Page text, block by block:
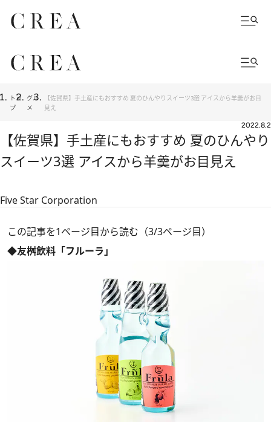
トッ
プ
グル
メ
【佐賀県】手土産にもおすすめ 夏のひんやりスイーツ3選 アイスから羊羹がお目
見え
2022.8.2
【佐賀県】手土産にもおすすめ 夏のひんやり
スイーツ3選 アイスから羊羹がお目見え
Five Star Corporation
この記事を1ページ目から読む（3/3ページ目）
◆友桝飲料「フルーラ」